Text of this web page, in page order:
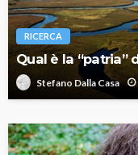
RICERCA
Qual è la “patria”
Stefano Dalla Casa